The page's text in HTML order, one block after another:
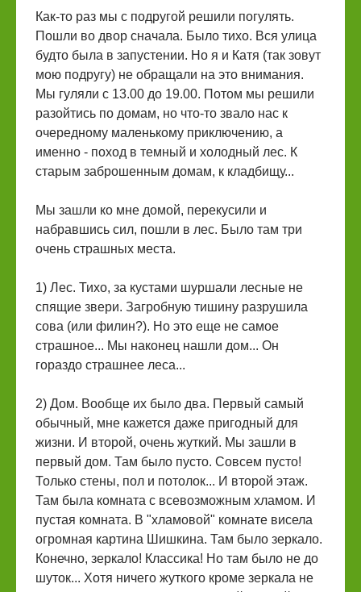
Как-то раз мы с подругой решили погулять.
Пошли во двор сначала. Было тихо. Вся улица
будто была в запустении. Но я и Катя (так зовут
мою подругу) не обращали на это внимания.
Мы гуляли с 13.00 до 19.00. Потом мы решили
разойтись по домам, но что-то звало нас к
очередному маленькому приключению, а
именно - поход в темный и холодный лес. К
старым заброшенным домам, к кладбищу...
Мы зашли ко мне домой, перекусили и
набравшись сил, пошли в лес. Было там три
очень страшных места.
1) Лес. Тихо, за кустами шуршали лесные не
спящие звери. Загробную тишину разрушила
сова (или филин?). Но это еще не самое
страшное... Мы наконец нашли дом... Он
гораздо страшнее леса...
2) Дом. Вообще их было два. Первый самый
обычный, мне кажется даже пригодный для
жизни. И второй, очень жуткий. Мы зашли в
первый дом. Там было пусто. Совсем пусто!
Только стены, пол и потолок... И второй этаж.
Там была комната с всевозможным хламом. И
пустая комната. В "хламовой" комнате висела
огромная картина Шишкина. Там было зеркало.
Конечно, зеркало! Классика! Но там было не до
шуток... Хотя ничего жуткого кроме зеркала не